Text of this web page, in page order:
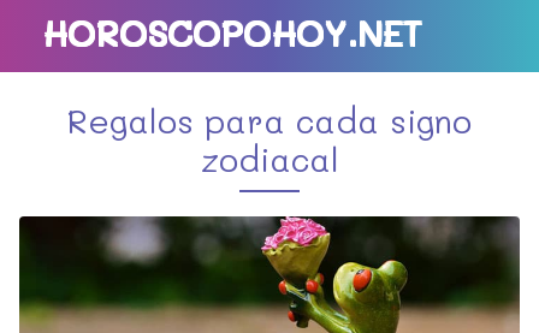
HOROSCOPOHOY.NET
Regalos para cada signo
zodiacal